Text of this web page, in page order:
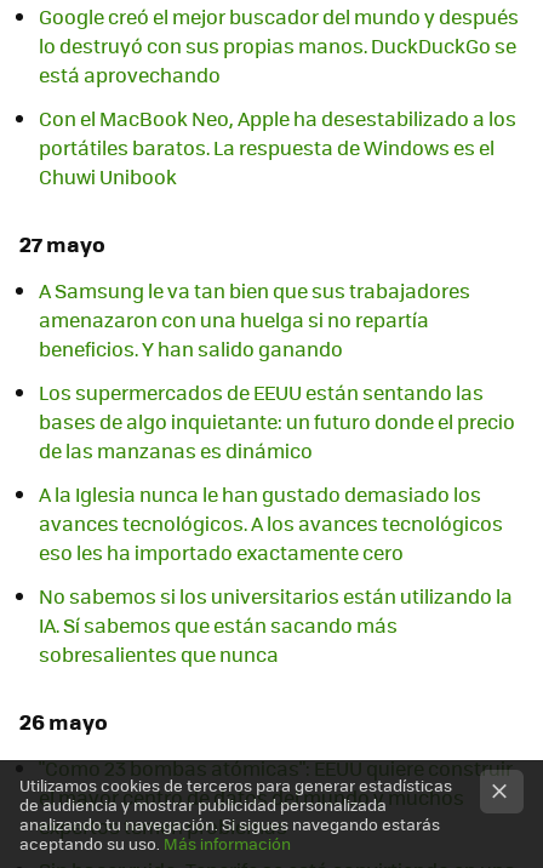
Google creó el mejor buscador del mundo y después
lo destruyó con sus propias manos. DuckDuckGo se
está aprovechando
Con el MacBook Neo, Apple ha desestabilizado a los
portátiles baratos. La respuesta de Windows es el
Chuwi Unibook
27 mayo
A Samsung le va tan bien que sus trabajadores
amenazaron con una huelga si no repartía
beneficios. Y han salido ganando
Los supermercados de EEUU están sentando las
bases de algo inquietante: un futuro donde el precio
de las manzanas es dinámico
A la Iglesia nunca le han gustado demasiado los
avances tecnológicos. A los avances tecnológicos
eso les ha importado exactamente cero
No sabemos si los universitarios están utilizando la
IA. Sí sabemos que están sacando más
sobresalientes que nunca
26 mayo
"Como 23 bombas atómicas": EEUU quiere construir
el mayor centro de datos del mundo y muchos
expertos temen problemas
Utilizamos cookies de terceros para generar estadísticas
de audiencia y mostrar publicidad personalizada
analizando tu navegación. Si sigues navegando estarás
aceptando su uso. Más información